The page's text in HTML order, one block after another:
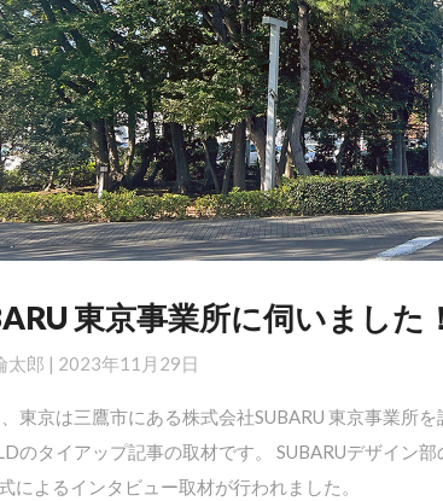
東京事業所に伺いました！
太郎 | 2023年11月29日
東京は三鷹市にある株式会社SUBARU 東京事業所
のタイアップ記事の取材です。 SUBARUデザイン
によるインタビュー取材が行われました。